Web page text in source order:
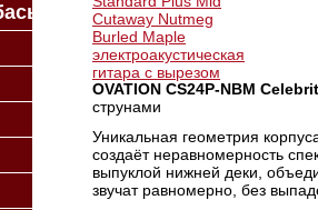
OVATION CS24P-NBM
струнами
Уникальная геометрия
создаёт неравномерность
выпуклой нижней деки,
звучат равномерно, без